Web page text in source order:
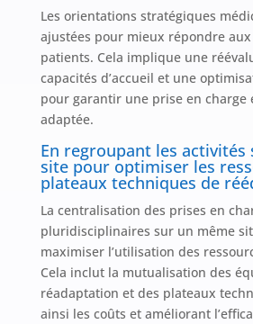
Les orientations stratégiques
ajustées pour mieux répondre
patients. Cela implique une
capacités d’accueil et une
pour garantir une prise en charge
adaptée.
En regroupant les activités
site pour optimiser les
plateaux techniques de
La centralisation des prises en
pluridisciplinaires sur un même
maximiser l’utilisation des
Cela inclut la mutualisation des
réadaptation et des plateaux
ainsi les coûts et améliorant